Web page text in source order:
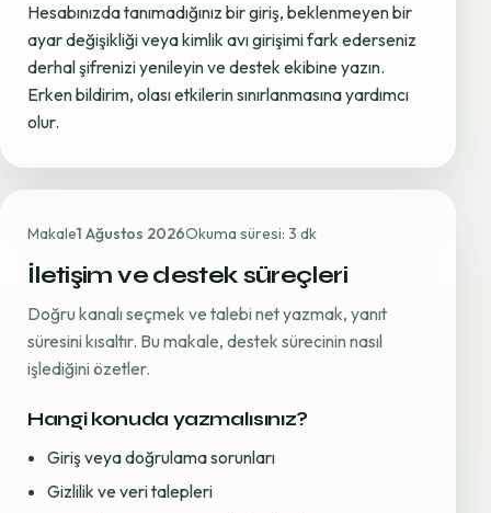
Hesabınızda tanımadığınız bir giriş, beklenmeyen bir
ayar değişikliği veya kimlik avı girişimi fark ederseniz
derhal şifrenizi yenileyin ve destek ekibine yazın.
Erken bildirim, olası etkilerin sınırlanmasına yardımcı
olur.
Makale1 Ağustos 2026Okuma süresi: 3 dk
İletişim ve destek süreçleri
Doğru kanalı seçmek ve talebi net yazmak, yanıt
süresini kısaltır. Bu makale, destek sürecinin nasıl
işlediğini özetler.
Hangi konuda yazmalısınız?
Giriş veya doğrulama sorunları
Gizlilik ve veri talepleri